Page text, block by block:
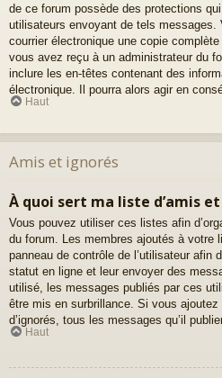
de ce forum possède des protections
utilisateurs envoyant de tels messages.
courrier électronique une copie
vous avez reçu à un administrateur du
inclure les en-têtes contenant des
électronique. Il pourra alors agir en
Haut
Amis et ignorés
À quoi sert ma liste d’amis et
Vous pouvez utiliser ces listes afin
du forum. Les membres ajoutés à votre
panneau de contrôle de l’utilisateur afin
statut en ligne et leur envoyer des
utilisé, les messages publiés par ces
être mis en surbrillance. Si vous
d’ignorés, tous les messages qu’il
Haut